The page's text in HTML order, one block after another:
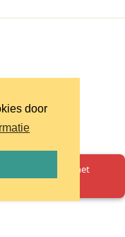
door
en probeer het